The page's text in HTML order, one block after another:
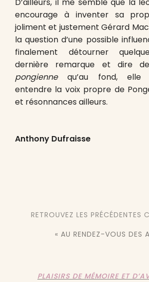
encourage à inventer sa
joliment et justement Gérard
la question d’une possible
finalement détourner
dernière remarque et dire
pongiennequ’au fond, elle
entendre la voix propre de
et résonnances ailleurs.
Anthony Dufraisse
RETROUVEZ LES PRÉCÉDENTES
« AU RENDEZ-VOUS DES
PLAISIRS DE MÉMOIRE ET